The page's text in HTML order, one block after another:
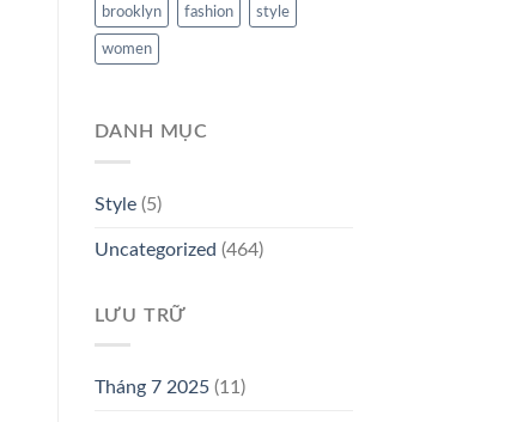
brooklyn fashion style
women
DANH MỤC
Style(5)
Uncategorized (464)
LƯU TRỮ
Tháng 7 2025(11)